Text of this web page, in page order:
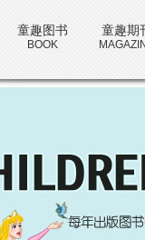
童趣图书
BOOK
童趣期